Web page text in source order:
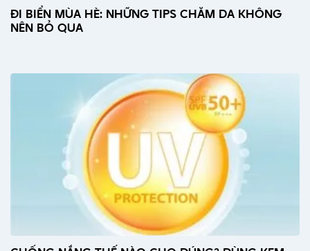
ĐI BIỂN MÙA HÈ: NHỮNG TIPS CHĂM DA KHÔNG
NÊN BỎ QUA